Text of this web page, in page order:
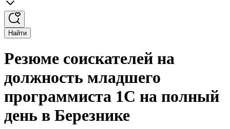
Найти
Резюме соискателей на
должность младшего
программиста 1С на полный
день в Березнике